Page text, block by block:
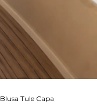
Blusa Tule Capa